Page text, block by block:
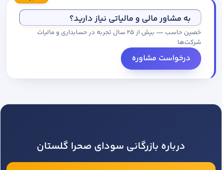
به مشاور مالی و مالیاتی نیاز دارید؟
حَصین حاسب — بیش از ۲۵ سال تجربه در حسابداری و مالیات
شرکت‌ها
درخواست مشاوره
درباره بازرگانی سودای صحرا گلستان